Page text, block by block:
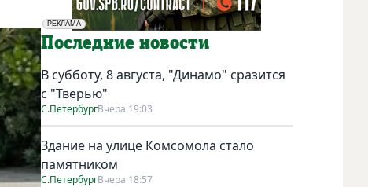
РЕКЛАМА
Социальная реклама
Последние новости
В субботу, 8 августа, "Динамо" сразится
с "Тверью"
С.ПетербургВчера 19:03
Здание на улице Комсомола стало
памятником
С.ПетербургВчера 18:57